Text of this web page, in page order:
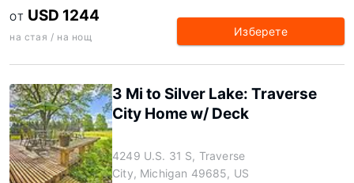
ОТ USD 1244
на стая / на нощ Изберете
3 Mi to Silver Lake: Traverse
City Home w/ Deck
4249 U.S. 31 S, Traverse
City, Michigan 49685, US